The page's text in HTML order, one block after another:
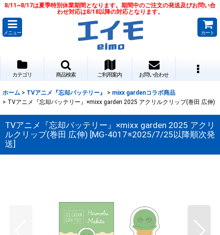
8/11~8/17は夏季特別休業期間となります。期間中のご注文の発送及びお問い合
わせ対応は8/18以降の対応となります。
メニュー カート
カテゴリ 商品検索 ご利用案内 お問い合わせ
ホーム > TVアニメ『忘却バッテリー』 > mixx gardenコラボ商品
> TVアニメ『忘却バッテリー』×mixx garden 2025 アクリルクリップ(巻田 広伸)
TVアニメ『忘却バッテリー』×mixx garden 2025 アクリ
ルクリップ(巻田 広伸) [MG-4017※2025/7/25以降順次発
送]